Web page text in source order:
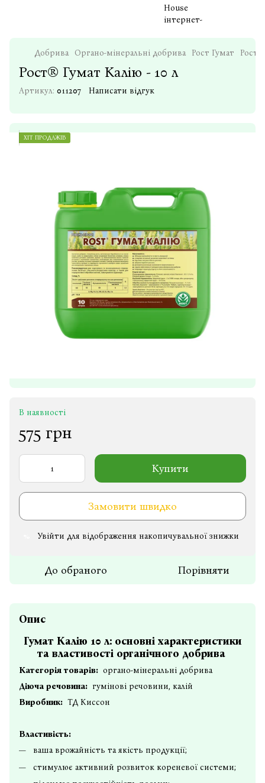
Добрива Органо-мінеральні добрива Рост Гумат Рост®
Рост® Гумат Калію - 10 л
Артикул: 011207 Написати відгук
ХІТ ПРОДАЖІВ
В наявності
575 грн
Купити
Замовити швидко
Увійти для відображення накопичувальної знижки
До обраного Порівняти
Опис
Гумат Калію 10 л: основні характеристики
та властивості органічного добрива
Категорія товарів: органо-мінеральні добрива
Діюча речовина: гумінові речовини, калій
Виробник: ТД Киссон
Властивість:
ваша врожайність та якість продукції;
стимулює активний розвиток кореневої системи;